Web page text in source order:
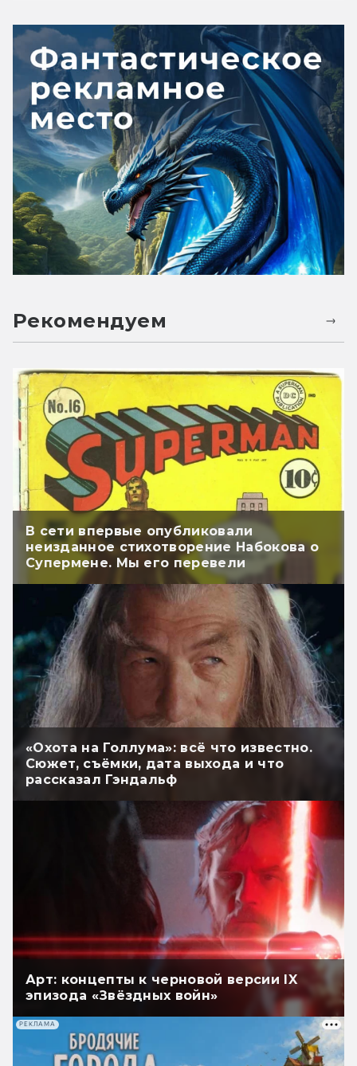
Рекомендуем
В сети впервые опубликовали
неизданное стихотворение Набокова о
Супермене. Мы его перевели
«Охота на Голлума»: всё что известно.
Сюжет, съёмки, дата выхода и что
рассказал Гэндальф
Арт: концепты к черновой версии IX
эпизода «Звёздных войн»
РЕКЛАМА